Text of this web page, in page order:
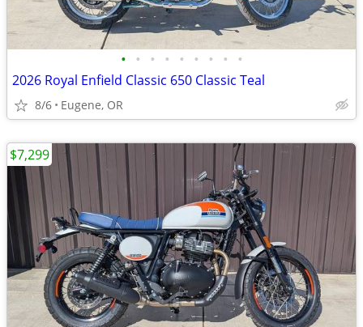
• • • • • • • • •
2026 Royal Enfield Classic 650 Classic Teal
8/6 Eugene, OR
$7,299